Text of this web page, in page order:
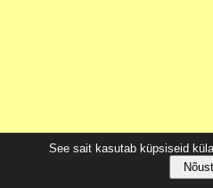
See sait kasutab küpsiseid